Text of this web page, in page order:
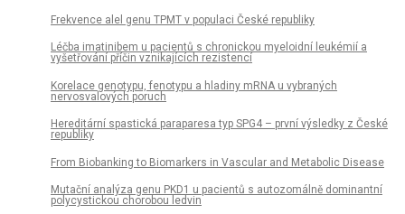
Frekvence alel genu TPMT v populaci České republiky
Léčba imatinibem u pacientů s chronickou myeloidní leukémií a
vyšetřování příčin vznikajících rezistencí
Korelace genotypu, fenotypu a hladiny mRNA u vybraných
nervosvalových poruch
Hereditární spastická paraparesa typ SPG4 – první výsledky z České
republiky
From Biobanking to Biomarkers in Vascular and Metabolic Disease
Mutační analýza genu PKD1 u pacientů s autozomálně dominantní
polycystickou chorobou ledvin